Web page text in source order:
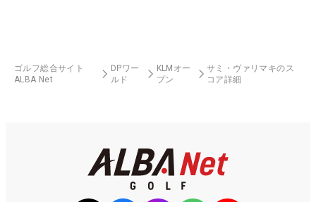
ゴルフ総合サイト
ALBA Net
DPワー
ルド
KLMオー
プン
サミ・ヴァリマキのス
コア詳細